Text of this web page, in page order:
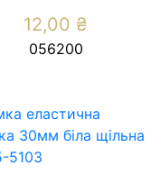
12,00 ₴
056200